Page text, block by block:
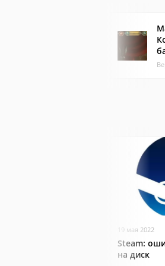
19 мая 2022
Steam:
на диск